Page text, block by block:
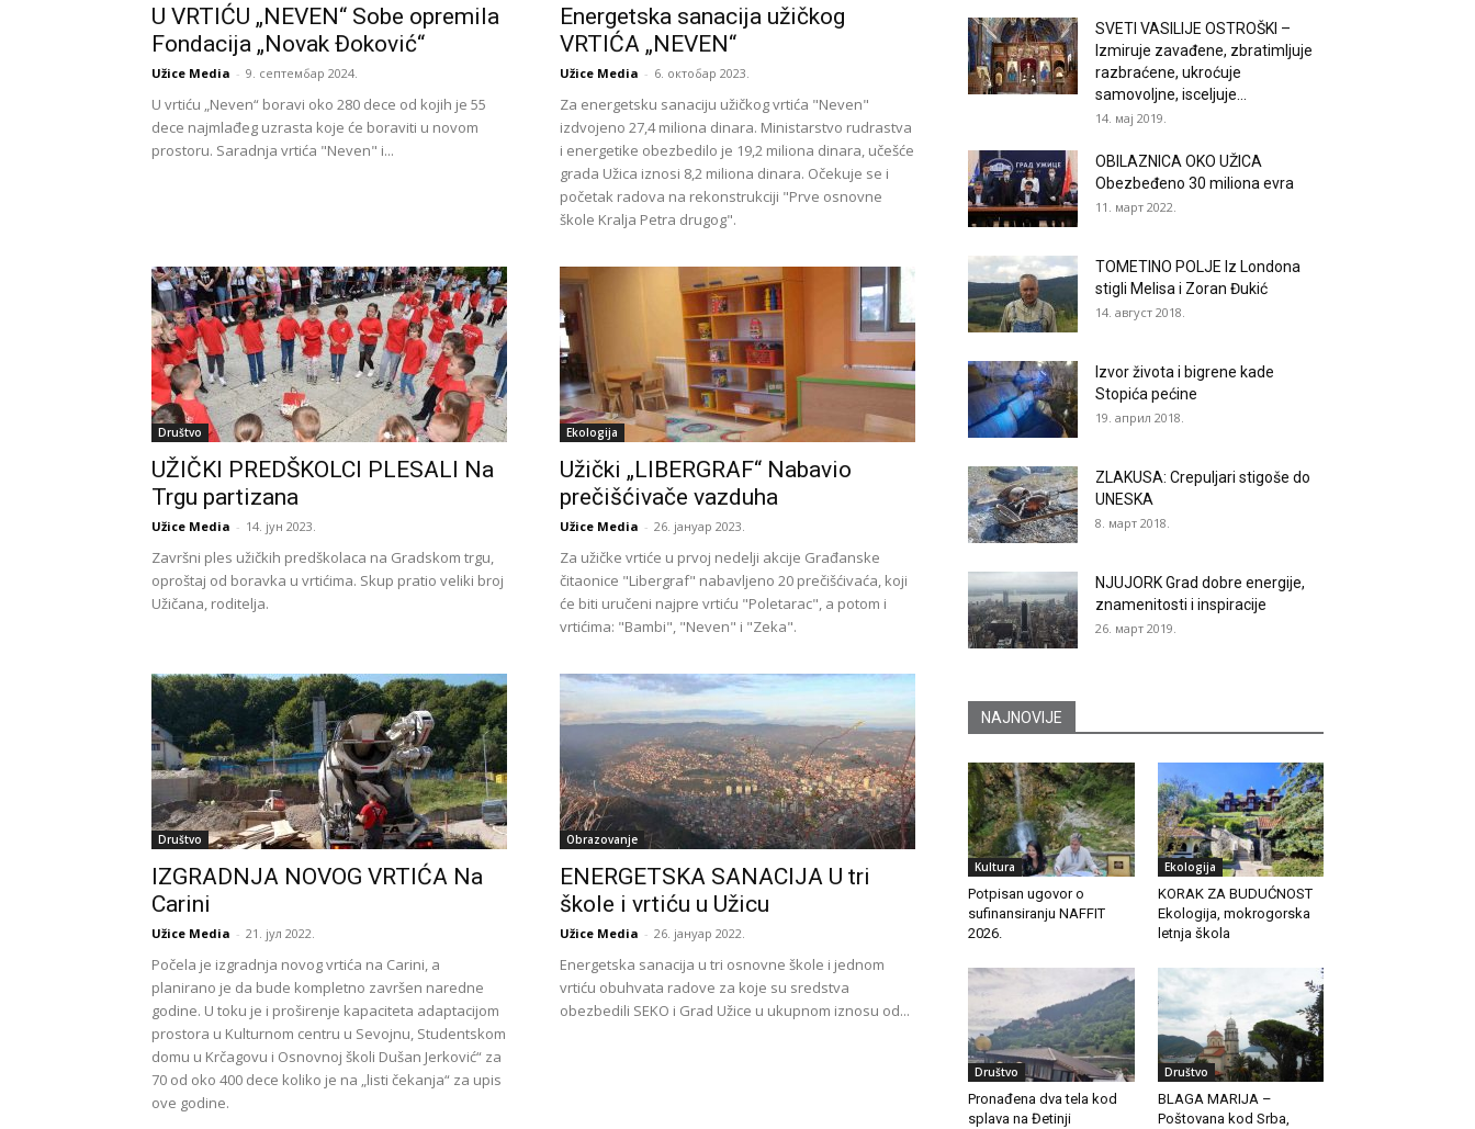
U VRTIĆU „NEVEN“ Sobe opremila
Fondacija „Novak Đoković“
Užice Media - 9. септембар 2024.
U vrtiću „Neven“ boravi oko 280 dece od kojih je 55
dece najmlađeg uzrasta koje će boraviti u novom
prostoru. Saradnja vrtića "Neven" i...
Energetska sanacija užičkog
VRTIĆA „NEVEN“
Užice Media - 6. октобар 2023.
Za energetsku sanaciju užičkog vrtića "Neven"
izdvojeno 27,4 miliona dinara. Ministarstvo rudrastva
i energetike obezbedilo je 19,2 miliona dinara, učešće
grada Užica iznosi 8,2 miliona dinara. Očekuje se i
početak radova na rekonstrukciji "Prve osnovne
škole Kralja Petra drugog".
Društvo
UŽIČKI PREDŠKOLCI PLESALI Na
Trgu partizana
Užice Media - 14. јун 2023.
Završni ples užičkih predškolaca na Gradskom trgu,
oproštaj od boravka u vrtićima. Skup pratio veliki broj
Užičana, roditelja.
Ekologija
Užički „LIBERGRAF“ Nabavio
prečišćivače vazduha
Užice Media - 26. јануар 2023.
Za užičke vrtiće u prvoj nedelji akcije Građanske
čitaonice "Libergraf" nabavljeno 20 prečišćivaća, koji
će biti uručeni najpre vrtiću "Poletarac", a potom i
vrtićima: "Bambi", "Neven" i "Zeka".
Društvo
IZGRADNJA NOVOG VRTIĆA Na
Carini
Užice Media - 21. јул 2022.
Počela je izgradnja novog vrtića na Carini, a
planirano je da bude kompletno završen naredne
godine. U toku je i proširenje kapaciteta adaptacijom
prostora u Kulturnom centru u Sevojnu, Studentskom
domu u Krčagovu i Osnovnoj školi Dušan Jerković“ za
70 od oko 400 dece koliko je na „listi čekanja“ za upis
ove godine.
Obrazovanje
ENERGETSKA SANACIJA U tri
škole i vrtiću u Užicu
Užice Media - 26. јануар 2022.
Energetska sanacija u tri osnovne škole i jednom
vrtiću obuhvata radove za koje su sredstva
obezbedili SEKO i Grad Užice u ukupnom iznosu od...
SVETI VASILIJE OSTROŠKI –
Izmiruje zavađene, zbratimljuje
razbraćene, ukroćuje
samovoljne, isceljuje...
14. мај 2019.
OBILAZNICA OKO UŽICA
Obezbeđeno 30 miliona evra
11. март 2022.
TOMETINO POLJE Iz Londona
stigli Melisa i Zoran Đukić
14. август 2018.
Izvor života i bigrene kade
Stopića pećine
19. април 2018.
ZLAKUSA: Crepuljari stigoše do
UNESKA
8. март 2018.
NJUJORK Grad dobre energije,
znamenitosti i inspiracije
26. март 2019.
NAJNOVIJE
Kultura
Potpisan ugovor o
sufinansiranju NAFFIT
2026.
Ekologija
KORAK ZA BUDUĆNOST
Ekologija, mokrogorska
letnja škola
Društvo
Pronađena dva tela kod
splava na Đetinji
Društvo
BLAGA MARIJA –
Poštovana kod Srba,